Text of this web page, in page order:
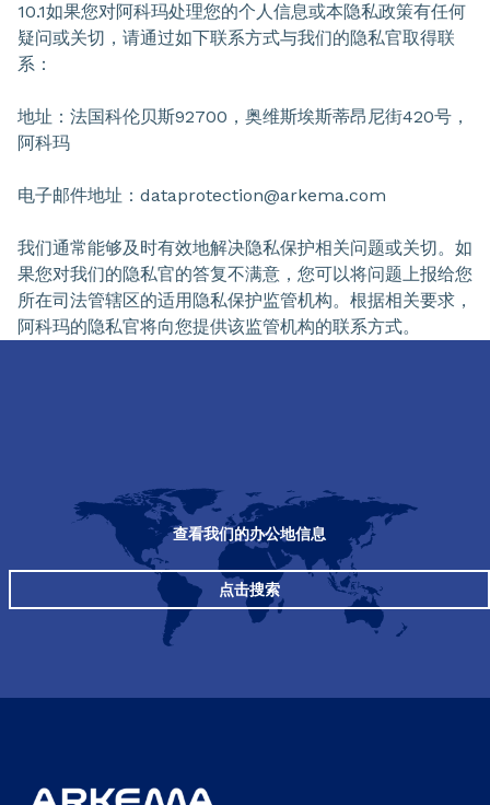
10.1如果您对阿科玛处理您的个人信息或本隐私政策有任何
疑问或关切，请通过如下联系方式与我们的隐私官取得联
系：
地址：法国科伦贝斯92700，奥维斯埃斯蒂昂尼街420号，
阿科玛
电子邮件地址： dataprotection@arkema.com
我们通常能够及时有效地解决隐私保护相关问题或关切。如
果您对我们的隐私官的答复不满意，您可以将问题上报给您
所在司法管辖区的适用隐私保护监管机构。根据相关要求，
阿科玛的隐私官将向您提供该监管机构的联系方式。
查看我们的办公地信息
点击搜索